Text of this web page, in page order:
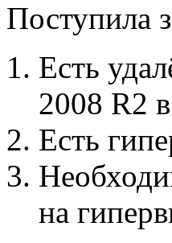
Поступила
Есть
2008 R2
Есть
на